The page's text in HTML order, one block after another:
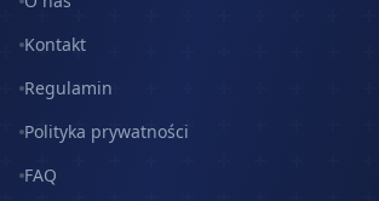
Kontakt
Regulamin
Polityka prywatności
FAQ